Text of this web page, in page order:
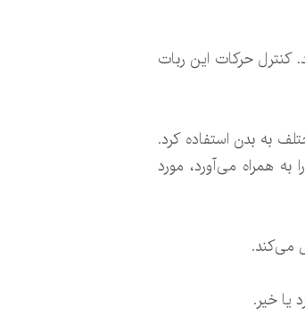
کنترل حرکات این ربات
به بدن استفاده کرد.
به همراه می‌آورد، مورد
می‌کند.
یا خیر.